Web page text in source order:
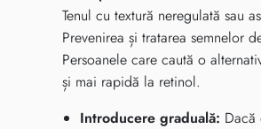
Tenul cu textură neregulată sau
Prevenirea și tratarea semnelor
Persoanele care caută o
și mai rapidă la retinol.
Introducere graduală: Dacă